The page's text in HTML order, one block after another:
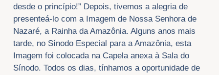
desde o princípio!” Depois, tivemos a alegria de
presenteá-lo com a Imagem de Nossa Senhora de
Nazaré, a Rainha da Amazônia. Alguns anos mais
tarde, no Sínodo Especial para a Amazônia, esta
Imagem foi colocada na Capela anexa à Sala do
Sínodo. Todos os dias, tínhamos a oportunidade de